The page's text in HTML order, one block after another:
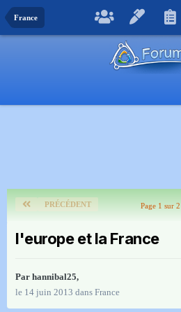
France
PRÉCÉDENT Page 1 sur 2
l'europe et la France
Par hannibal25,
le 14 juin 2013 dans France